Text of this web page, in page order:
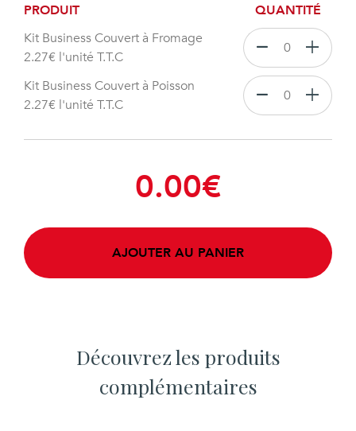
PRODUIT
QUANTITÉ
Kit Business Couvert à Fromage
2.27€ l'unité T.T.C
Kit Business Couvert à Poisson
2.27€ l'unité T.T.C
0.00€
AJOUTER AU PANIER
Découvrez les produits
complémentaires